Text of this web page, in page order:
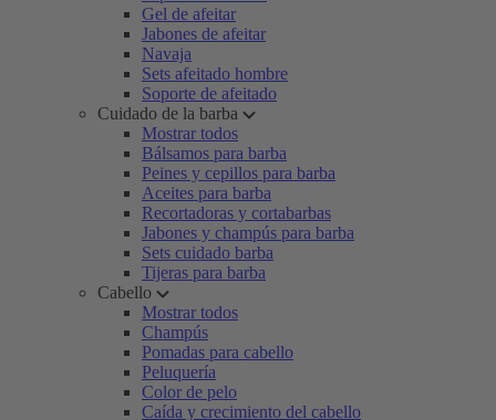
Gel de afeitar
Jabones de afeitar
Navaja
Sets afeitado hombre
Soporte de afeitado
Cuidado de la barba
Mostrar todos
Bálsamos para barba
Peines y cepillos para barba
Aceites para barba
Recortadoras y cortabarbas
Jabones y champús para barba
Sets cuidado barba
Tijeras para barba
Cabello
Mostrar todos
Champús
Pomadas para cabello
Peluquería
Color de pelo
Caída y crecimiento del cabello